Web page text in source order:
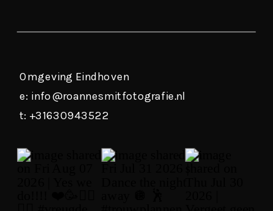
Omgeving Eindhoven
e: info@roannesmitfotografie.nl
t: +31630943522